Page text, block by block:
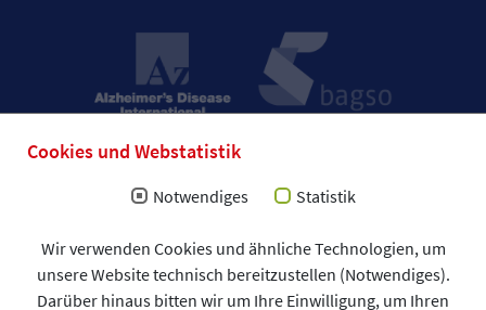
Cookies und Webstatistik
Notwendiges Statistik
Wir verwenden Cookies und ähnliche Technologien, um
unsere Website technisch bereitzustellen (Notwendiges).
Darüber hinaus bitten wir um Ihre Einwilligung, um Ihren
Impressum
Allgemeine Geschäftsbedingungen (AGB)
Datenschutzerklärung
Spendenformular